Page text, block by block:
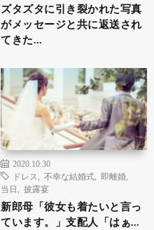
ズタズタに引き裂かれた写真
がメッセージと共に返送され
てきた…
2020.10.30
ドレス
不幸な結婚式 即離婚
当日
披露宴
新郎母「彼女も着たいと言っ
ています。」支配人「はぁ…